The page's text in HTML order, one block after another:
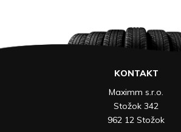
KONTAKT
Maximm s.r.o.
Stožok 342
962 12 Stožok